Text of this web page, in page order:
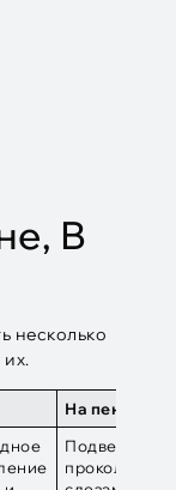
В
несколько
На пене
Подвержен
проколам и